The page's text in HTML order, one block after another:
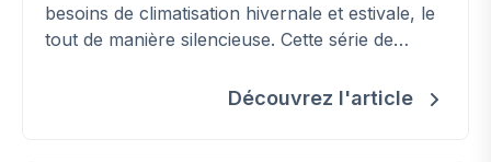
besoins de climatisation hivernale et estivale, le
tout de manière silencieuse. Cette série de
combinée avec des panneaux photovoltaïques
Découvrez l'article